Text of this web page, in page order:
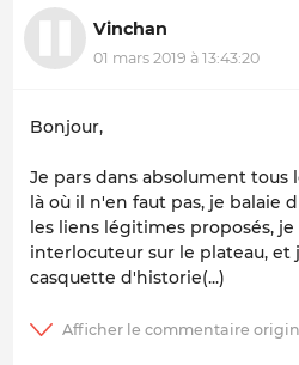
Vinchan
01 mars 2019 à 13:43:20
Bonjour,
Je pars dans absolument tous
là où il n'en faut pas, je balaie
les liens légitimes proposés,
interlocuteur sur le plateau, et
casquette d'historie(...)